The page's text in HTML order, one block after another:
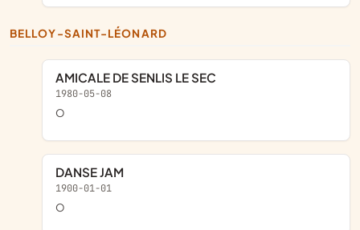
BELLOY-SAINT-LÉONARD
AMICALE DE SENLIS LE SEC
1980-05-08
o
DANSE JAM
1900-01-01
o